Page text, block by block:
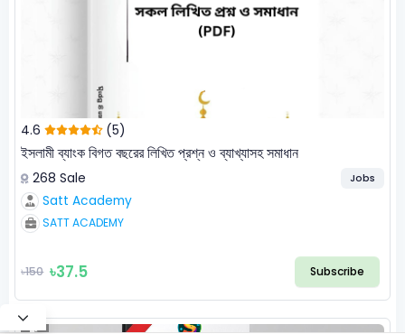
4.6 (5)
ইসলামী ব্যাংক বিগত বছরের লিখিত প্রশ্ন ও ব্যাখ্যাসহ সমাধান
268 Sale Jobs
Satt Academy
SATT ACADEMY
৳150 ৳37.5 Subscribe